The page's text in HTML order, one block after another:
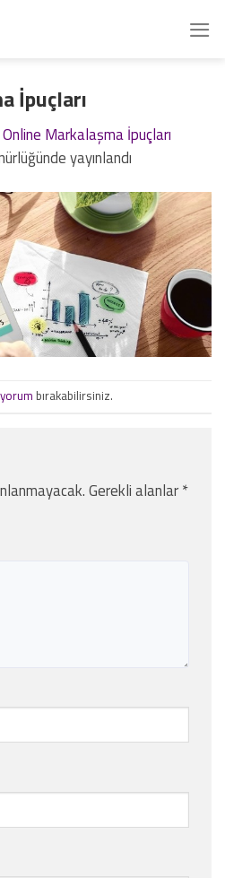
İpuçları
Online Markalaşma İpuçları
yayınlandı
bırakabilirsiniz.
Gerekli alanlar*